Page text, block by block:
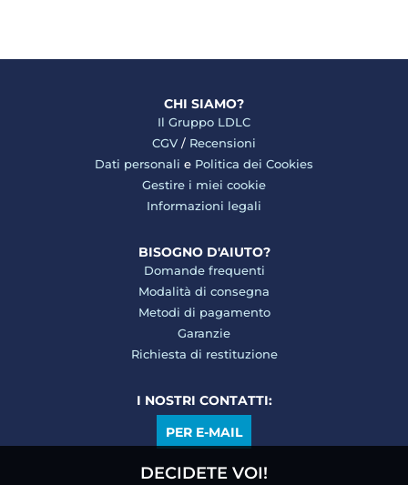
CHI SIAMO?
Il Gruppo LDLC
CGV / Recensioni
Dati personali e Politica dei Cookies
Gestire i miei cookie
Informazioni legali
BISOGNO D'AIUTO?
Domande frequenti
Modalità di consegna
Metodi di pagamento
Garanzie
Richiesta di restituzione
I NOSTRI CONTATTI:
PER E-MAIL
DECIDETE VOI!